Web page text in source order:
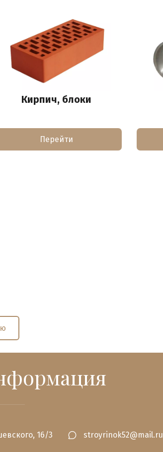
Кирпич, блоки
Перейти
16/3 stroyrinok52@mail.ru